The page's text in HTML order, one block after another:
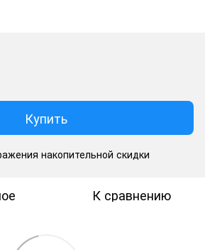
Купить
накопительной скидки
К сравнению